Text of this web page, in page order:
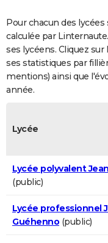
S'inscrire
Se connecter
Lycées
Collèges
Primaires
Universités
Entreprises
Service militaire
Avis de recherche
AVIS DE DÉCÈS
FORUM
Bricolage
Lifestyle
Culture
Sport
Auto
Television
Voyage
Cinema
Pour chacun des
calculée par
ses lycéens. Cliquez
ses statistiques par
mentions) ainsi que
année.
Lycée
Lycée polyvalent
(public)
Lycée professionnel
Guéhenno (public)